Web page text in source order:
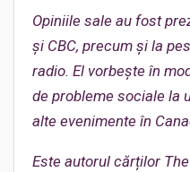
Opiniile sale au fost
și CBC, precum și la
radio. El vorbește în
de probleme sociale la
alte evenimente în
Este autorul cărților